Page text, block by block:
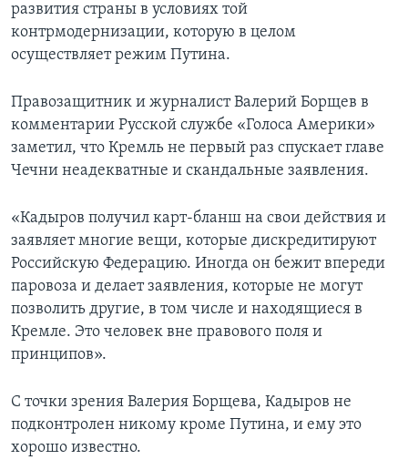
развития страны в условиях той
контрмодернизации, которую в целом
осуществляет режим Путина.
Правозащитник и журналист Валерий Борщев в
комментарии Русской службе «Голоса Америки»
заметил, что Кремль не первый раз спускает главе
Чечни неадекватные и скандальные заявления.
«Кадыров получил карт-бланш на свои действия и
заявляет многие вещи, которые дискредитируют
Российскую Федерацию. Иногда он бежит впереди
паровоза и делает заявления, которые не могут
позволить другие, в том числе и находящиеся в
Кремле. Это человек вне правового поля и
принципов».
С точки зрения Валерия Борщева, Кадыров не
подконтролен никому кроме Путина, и ему это
хорошо известно.